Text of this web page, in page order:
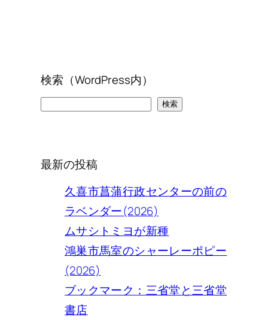
検索（WordPress内）
検索
最新の投稿
久喜市菖蒲行政センターの前の
ラベンダー(2026)
ムサシトミヨが新種
鴻巣市馬室のシャーレーポピー
(2026)
ブックマーク：三省堂と三省堂
書店